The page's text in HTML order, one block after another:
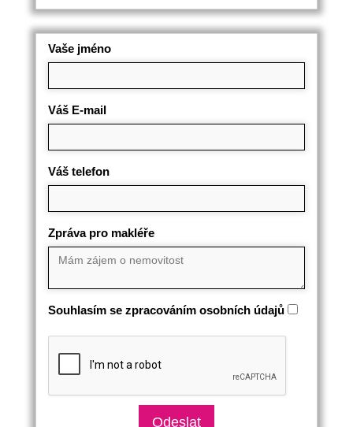
Vaše jméno
Váš E-mail
Váš telefon
Zpráva pro makléře
Souhlasím se zpracováním osobních údajů